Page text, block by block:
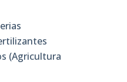
(Agricultura